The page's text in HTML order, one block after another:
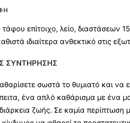
τάφου επίτοιχο, λείο, διαστάσεων
ιδιαίτερα ανθεκτικό στις
ΣΥΝΤΗΡΗΣΗΣ
σωστά το θυμιατό και
ένα απλό καθάρισμα με ένα
ζωής. Σε καμία περίπτωση